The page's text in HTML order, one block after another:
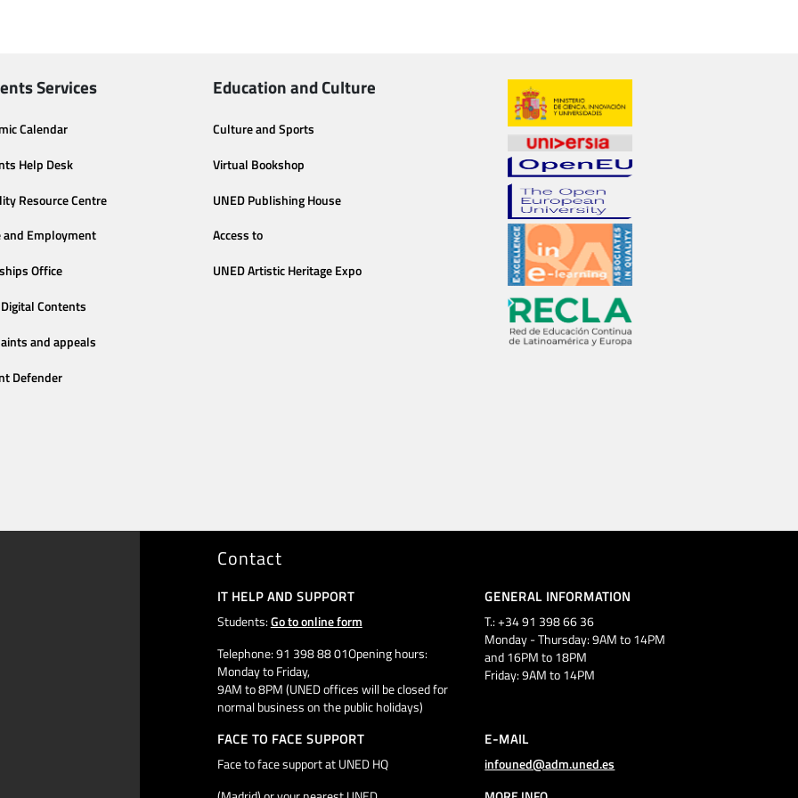
Services
Calendar
Help Desk
Resource Centre
and Employment
Office
Contents
and appeals
Defender
Education and Culture
Culture and Sports
Virtual Bookshop
UNED Publishing House
Access to
UNED Artistic Heritage Expo
Contact
IT HELP AND SUPPORT
Students:Go to online form
Telephone: 91 398 88 01Opening hours:
Monday to Friday,
9AM to 8PM (UNED offices will be closed for
normal business on the public holidays)
GENERAL INFORMATION
T.: +34 91 398 66 36
Monday - Thursday: 9AM to 14PM
and 16PM to 18PM
Friday: 9AM to 14PM
FACE TO FACE SUPPORT
Face to face support at UNED HQ
E-MAIL
infouned@adm.uned.es